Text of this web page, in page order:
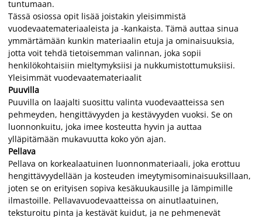
tuntumaan.
Tässä osiossa opit lisää joistakin yleisimmistä
vuodevaatemateriaaleista ja -kankaista. Tämä auttaa sinua
ymmärtämään kunkin materiaalin etuja ja ominaisuuksia,
jotta voit tehdä tietoisemman valinnan, joka sopii
henkilökohtaisiin mieltymyksiisi ja nukkumistottumuksiisi.
Yleisimmät vuodevaatemateriaalit
Puuvilla
Puuvilla on laajalti suosittu valinta vuodevaatteissa sen
pehmeyden, hengittävyyden ja kestävyyden vuoksi. Se on
luonnonkuitu, joka imee kosteutta hyvin ja auttaa
ylläpitämään mukavuutta koko yön ajan.
Pellava
Pellava on korkealaatuinen luonnonmateriaali, joka erottuu
hengittävyydellään ja kosteuden imeytymisominaisuuksillaan,
joten se on erityisen sopiva kesäkuukausille ja lämpimille
ilmastoille. Pellavavuodevaatteissa on ainutlaatuinen,
teksturoitu pinta ja kestävät kuidut, ja ne pehmenevät